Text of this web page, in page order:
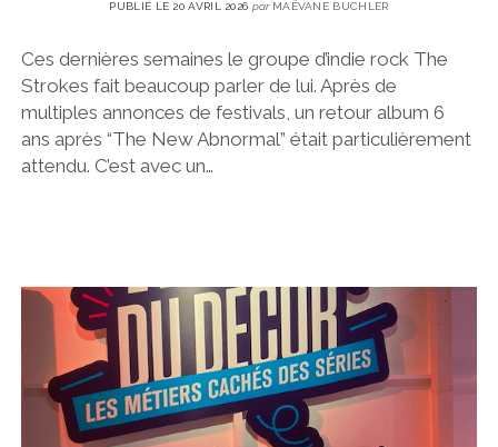
PUBLIÉ LE 20 AVRIL 2026 parMAËVANE BUCHLER
Ces dernières semaines le groupe d’indie rock The
Strokes fait beaucoup parler de lui. Après de
multiples annonces de festivals, un retour album 6
ans après “The New Abnormal” était particulièrement
attendu. C’est avec un…